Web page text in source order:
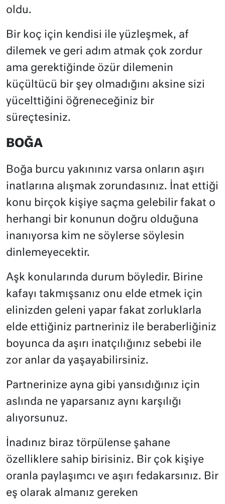
oldu.
Bir koç için kendisi ile yüzleşmek, af
dilemek ve geri adım atmak çok zordur
ama gerektiğinde özür dilemenin
küçültücü bir şey olmadığını aksine sizi
yücelttiğini öğreneceğiniz bir
süreçtesiniz.
BOĞA
Boğa burcu yakınınız varsa onların aşırı
inatlarına alışmak zorundasınız. İnat ettiği
konu birçok kişiye saçma gelebilir fakat o
herhangi bir konunun doğru olduğuna
inanıyorsa kim ne söylerse söylesin
dinlemeyecektir.
Aşk konularında durum böyledir. Birine
kafayı takmışsanız onu elde etmek için
elinizden geleni yapar fakat zorluklarla
elde ettiğiniz partneriniz ile beraberliğiniz
boyunca da aşırı inatçılığınız sebebi ile
zor anlar da yaşayabilirsiniz.
Partnerinize ayna gibi yansıdığınız için
aslında ne yaparsanız aynı karşılığı
alıyorsunuz.
İnadınız biraz törpülense şahane
özelliklere sahip birisiniz. Bir çok kişiye
oranla paylaşımcı ve aşırı fedakarsınız. Bir
eş olarak almanız gereken